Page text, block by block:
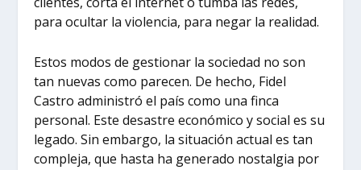
para ocultar la violencia, para negar la realidad.
Estos modos de gestionar la sociedad no son
tan nuevas como parecen. De hecho, Fidel
Castro administró el país como una finca
personal. Este desastre económico y social es su
legado. Sin embargo, la situación actual es tan
compleja, que hasta ha generado nostalgia por